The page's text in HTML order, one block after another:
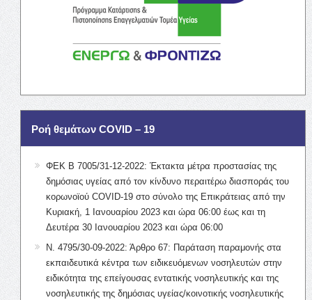
Ροή θεμάτων COVID – 19
ΦΕΚ Β 7005/31-12-2022: Έκτακτα μέτρα προστασίας της
δημόσιας υγείας από τον κίνδυνο περαιτέρω διασποράς του
κορωνοϊού COVID-19 στο σύνολο της Επικράτειας από την
Κυριακή, 1 Ιανουαρίου 2023 και ώρα 06:00 έως και τη
Δευτέρα 30 Ιανουαρίου 2023 και ώρα 06:00
Ν. 4795/30-09-2022: Άρθρο 67: Παράταση παραμονής στα
εκπαιδευτικά κέντρα των ειδικευόμενων νοσηλευτών στην
ειδικότητα της επείγουσας εντατικής νοσηλευτικής και της
νοσηλευτικής της δημόσιας υγείας/κοινοτικής νοσηλευτικής